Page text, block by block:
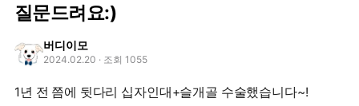
질문드려요:)
버디이모
2024.02.20 · 조회 1055
1년 전 쯤에 뒷다리 십자인대+슬개골 수술했습니다~!